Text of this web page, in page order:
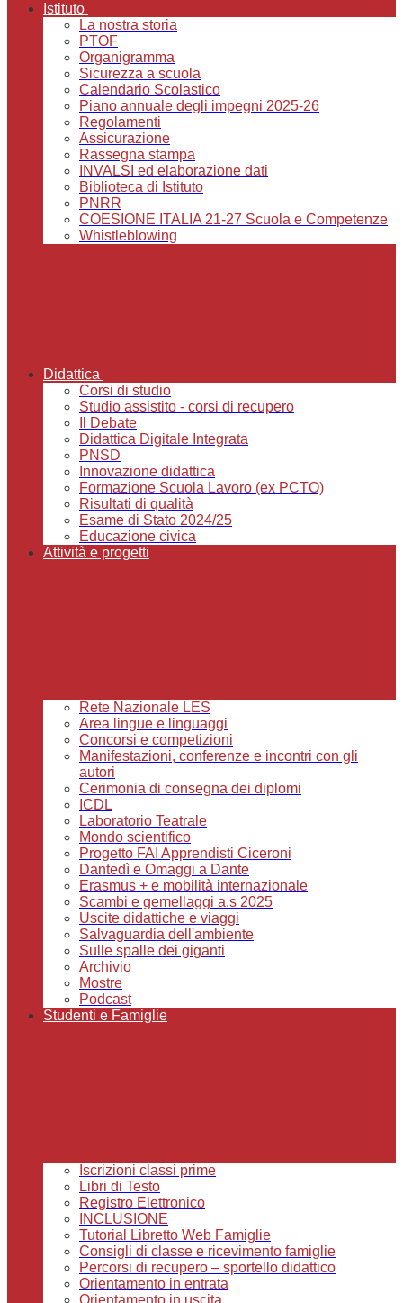
Istituto
La nostra storia
PTOF
Organigramma
Sicurezza a scuola
Calendario Scolastico
Piano annuale degli impegni 2025-26
Regolamenti
Assicurazione
Rassegna stampa
INVALSI ed elaborazione dati
Biblioteca di Istituto
PNRR
COESIONE ITALIA 21-27 Scuola e Competenze
Whistleblowing
Didattica
Corsi di studio
Studio assistito - corsi di recupero
Il Debate
Didattica Digitale Integrata
PNSD
Innovazione didattica
Formazione Scuola Lavoro (ex PCTO)
Risultati di qualità
Esame di Stato 2024/25
Educazione civica
Attività e progetti
Rete Nazionale LES
Area lingue e linguaggi
Concorsi e competizioni
Manifestazioni, conferenze e incontri con gli
autori
Cerimonia di consegna dei diplomi
ICDL
Laboratorio Teatrale
Mondo scientifico
Progetto FAI Apprendisti Ciceroni
Dantedì e Omaggi a Dante
Erasmus + e mobilità internazionale
Scambi e gemellaggi a.s 2025
Uscite didattiche e viaggi
Salvaguardia dell'ambiente
Sulle spalle dei giganti
Archivio
Mostre
Podcast
Studenti e Famiglie
Iscrizioni classi prime
Libri di Testo
Registro Elettronico
INCLUSIONE
Tutorial Libretto Web Famiglie
Consigli di classe e ricevimento famiglie
Percorsi di recupero – sportello didattico
Orientamento in entrata